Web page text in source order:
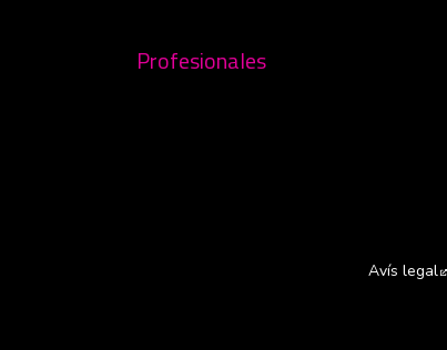
Profesionales
Avís legal